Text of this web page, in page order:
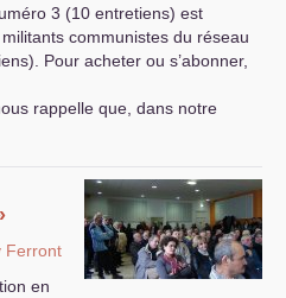
3 (10 entretiens) est
communistes du réseau
Pour acheter ou s’abonner,
rappelle que, dans notre
Ferront
en